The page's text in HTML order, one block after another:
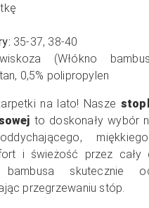
35-37, 38-40
(Włókno
0,5% polipropylen
na lato! Nasze
to doskonały wybór
i świeżość przez cały
bambusa skutecznie
przegrzewaniu stóp.